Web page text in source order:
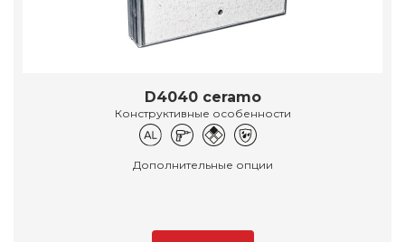
D4040 ceramo
Конструктивные особенности
Дополнительные опции